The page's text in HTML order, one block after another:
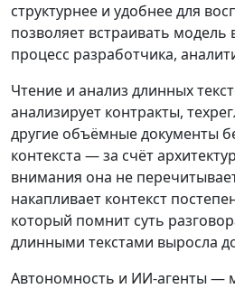
структурнее и удобнее для
позволяет встраивать
процесс разработчика,
Чтение и анализ длинных
анализирует контракты,
другие объёмные документы
контекста — за счёт
внимания она не
накапливает контекст
который помнит суть
длинными текстами выросла
Автономность и ИИ-агенты —